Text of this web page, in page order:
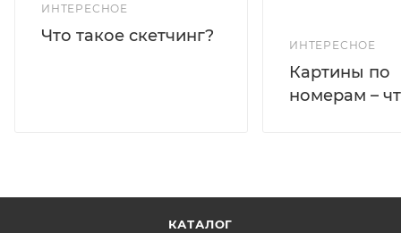
ИНТЕРЕСНОЕ
Что такое скетчинг?
ИНТЕРЕСНОЕ
Картины по
номерам –
КАТАЛОГ